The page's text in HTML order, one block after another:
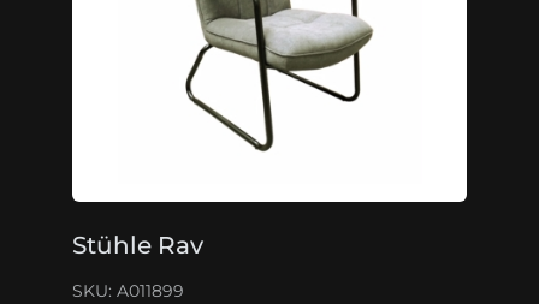
Stühle Rav
SKU: A011899